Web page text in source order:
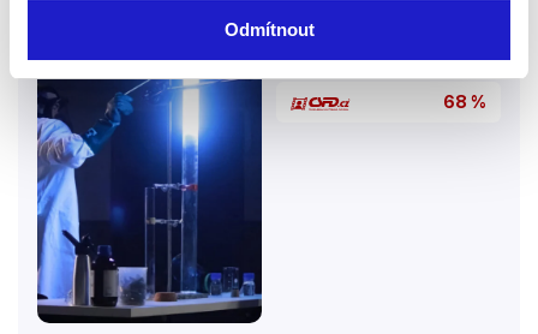
Odmítnout
nejen potřebu znát společenská pravidla, ale i třeba
změny v tradičním rejstříku oblečení; dnes už na
společenské akci málokdy najdeme pána ve fraku či
žaketu, pánové klobouky nesmekají, protože je
obvykle nenosí, a jak se správně…
Magazín
Naučný
68 %